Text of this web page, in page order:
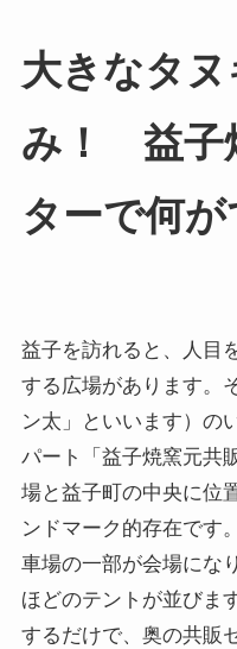
大きなタ
み！ 益子
ターで何
益子を訪れると、人目
する広場があります。
ン太」といいます）の
パート「益子焼窯元共
場と益子町の中央に位
ンドマーク的存在です
車場の一部が会場にな
ほどのテントが並びま
するだけで、奥の共販